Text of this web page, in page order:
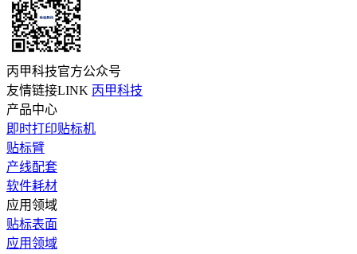
丙甲科技官方公众号
友情链接LINK 丙甲科技
产品中心
即时打印贴标机
贴标臂
产线配套
软件耗材
应用领域
贴标表面
应用领域